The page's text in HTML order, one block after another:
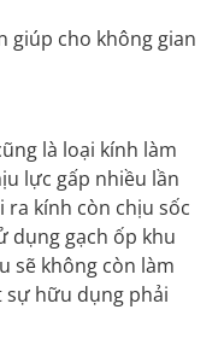
giúp cho không gian
là loại kính làm
lực gấp nhiều lần
kính còn chịu sốc
dụng gạch ốp khu
sẽ không còn làm
sự hữu dụng phải